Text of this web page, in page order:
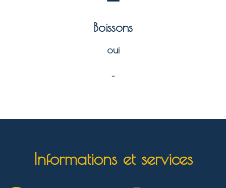
Boissons
oui
–
Informations et services